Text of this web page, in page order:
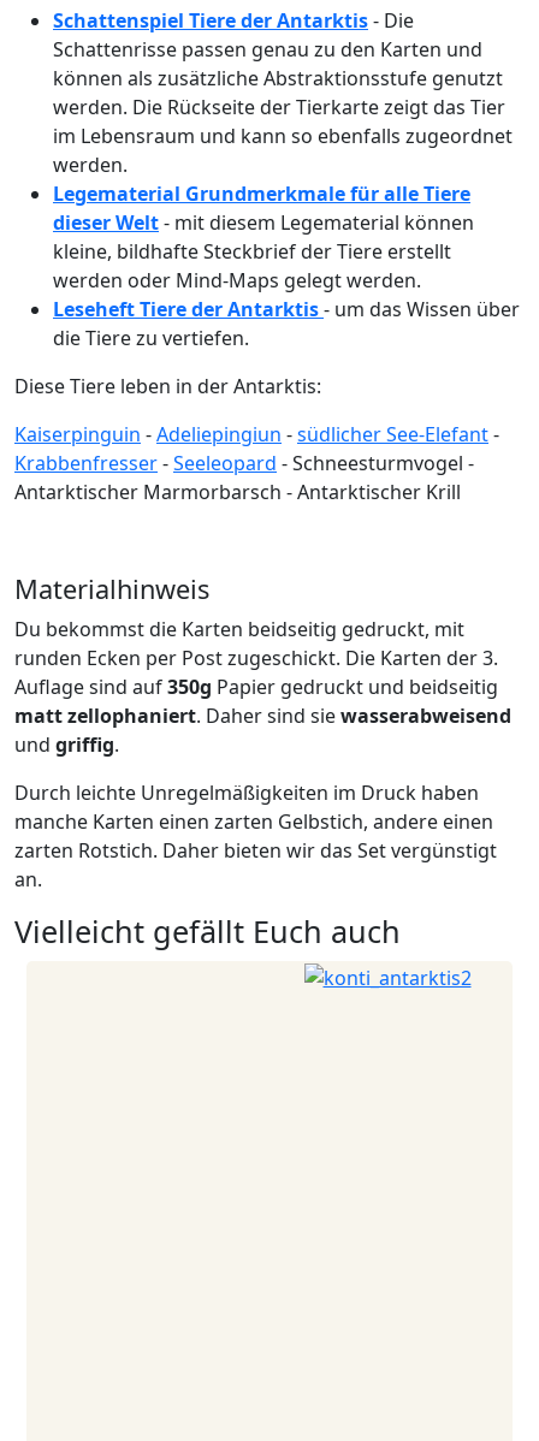
Schattenspiel Tiere der Antarktis- Die
Schattenrisse passen genau zu den Karten und
können als zusätzliche Abstraktionsstufe genutzt
werden. Die Rückseite der Tierkarte zeigt das Tier
im Lebensraum und kann so ebenfalls zugeordnet
werden.
Legematerial Grundmerkmale für alle Tiere
dieser Welt- mit diesem Legematerial können
kleine, bildhafte Steckbrief der Tiere erstellt
werden oder Mind-Maps gelegt werden.
Leseheft Tiere der Antarktis- um das Wissen über
die Tiere zu vertiefen.
Diese Tiere leben in der Antarktis:
Kaiserpinguin -Adeliepingiun -südlicher See-Elefant-
Krabbenfresser-Seeleopard - Schneesturmvogel -
Antarktischer Marmorbarsch - Antarktischer Krill
Materialhinweis
Du bekommst die Karten beidseitig gedruckt, mit
runden Ecken per Post zugeschickt. Die Karten der 3.
Auflage sind auf350g Papier gedruckt und beidseitig
matt zellophaniert. Daher sind siewasserabweisend
und griffig.
Durch leichte Unregelmäßigkeiten im Druck haben
manche Karten einen zarten Gelbstich, andere einen
zarten Rotstich. Daher bieten wir das Set vergünstigt
an.
Vielleicht gefällt Euch auch